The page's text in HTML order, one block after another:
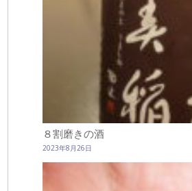
８割磨きの酒
2023年8月26日